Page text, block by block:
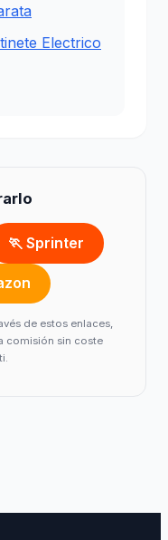
Electrico
🏃 Sprinter
de estos enlaces,
comisión sin coste